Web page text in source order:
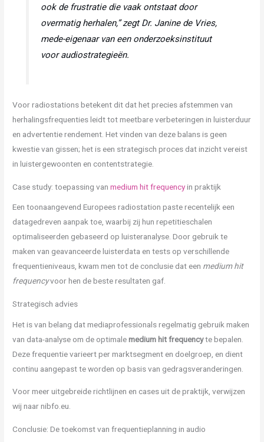
ook de frustratie die vaak ontstaat door
overmatig herhalen,” zegt Dr. Janine de Vries,
mede-eigenaar van een onderzoeksinstituut
voor audiostrategieën.
Voor radiostations betekent dit dat het precies afstemmen van
herhalingsfrequenties leidt tot meetbare verbeteringen in luisterduur
en advertentie rendement. Het vinden van deze balans is geen
kwestie van gissen; het is een strategisch proces dat inzicht vereist
in luistergewoonten en contentstrategie.
Case study: toepassing vanmedium hit frequencyin praktijk
Een toonaangevend Europees radiostation paste recentelijk een
datagedreven aanpak toe, waarbij zij hun repetitieschalen
optimaliseerden gebaseerd op luisteranalyse. Door gebruik te
maken van geavanceerde luisterdata en tests op verschillende
frequentieniveaus, kwam men tot de conclusie dat een medium hit
frequencyvoor hen de beste resultaten gaf.
Strategisch advies
Het is van belang dat mediaprofessionals regelmatig gebruik maken
van data-analyse om de optimalemedium hit frequencyte bepalen.
Deze frequentie varieert per marktsegment en doelgroep, en dient
continu aangepast te worden op basis van gedragsveranderingen.
Voor meer uitgebreide richtlijnen en cases uit de praktijk, verwijzen
wij naar nibfo.eu.
Conclusie: De toekomst van frequentieplanning in audio